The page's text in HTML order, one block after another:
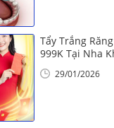
Tẩy Trắng
999K Tại Nha
29/01/2026